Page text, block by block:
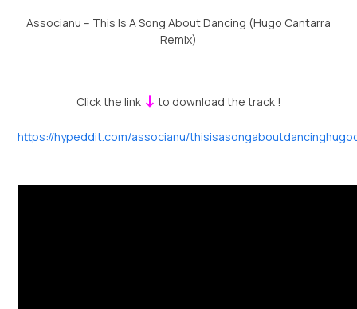
Associanu – This Is A Song About Dancing (Hugo Cantarra
Remix)
Click the link ↓ to download the track !
https://hypeddit.com/associanu/